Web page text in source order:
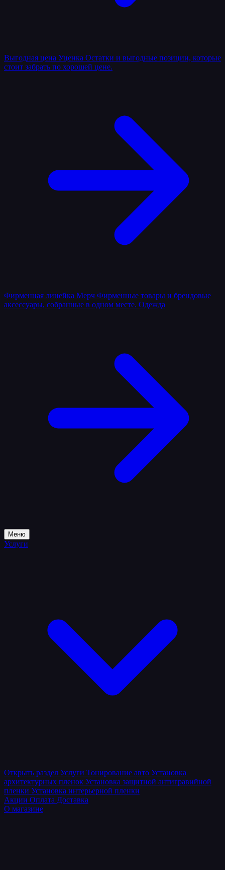
Выгодная цена Уценка Остатки и выгодные позиции, которые
стоит забрать по хорошей цене.
Фирменная линейка Мерч Фирменные товары и брендовые
аксессуары, собранные в одном месте. Одежда
Меню
Услуги
Открыть раздел Услуги Тонирование авто Установка
архитектурных пленок Установка защитной антигравийной
пленки Установка интерьерной пленки
Акции Оплата Доставка
О магазине